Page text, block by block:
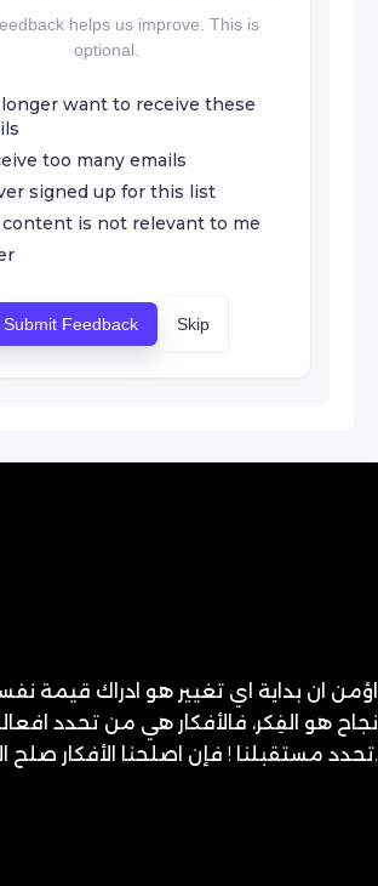
helps us improve. This is
optional.
want to receive these
too many emails
signed up for this list
content is not relevant to me
Submit Feedback Skip
اؤمن ان بداية اي تغيير هو ادراك قيمة
نجاح هو الفِكر، فالأفكار هي من تحدد
تحدد مستقبلنا ! فإن اصلحنا الأفكار صلح المستقبل.